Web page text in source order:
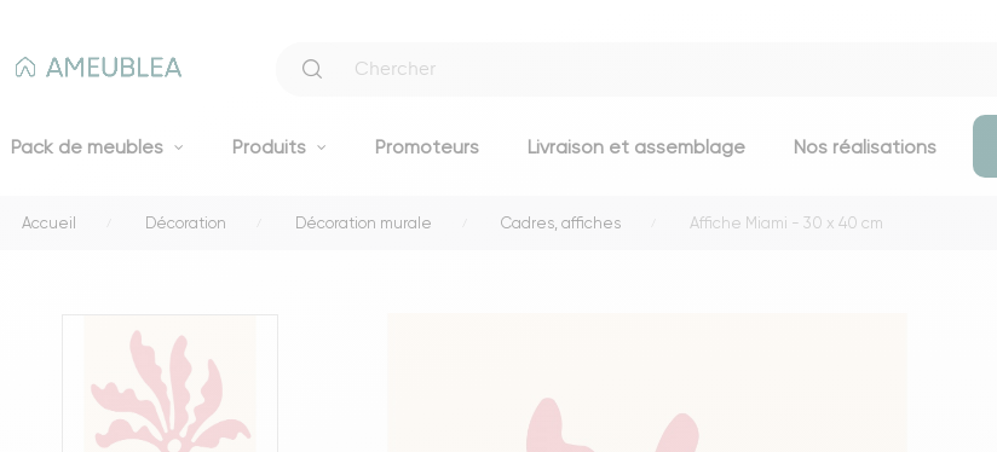
Pack de meubles Produits
Fauteuils
Promoteurs Livraison et assemblage Nos réalisations
Accueil Décoration Décoration murale Cadres, affiches Affiche Miami - 30 x 40 cm